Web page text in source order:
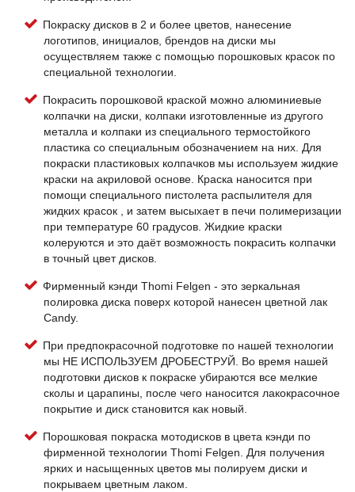
Покраску дисков в 2 и более цветов, нанесение
логотипов, инициалов, брендов на диски мы
осуществляем также с помощью порошковых красок по
специальной технологии.
Покрасить порошковой краской можно алюминиевые
колпачки на диски, колпаки изготовленные из другого
металла и колпаки из специального термостойкого
пластика со специальным обозначением на них. Для
покраски пластиковых колпачков мы используем жидкие
краски на акриловой основе. Краска наносится при
помощи специального пистолета распылителя для
жидких красок , и затем высыхает в печи полимеризации
при температуре 60 градусов. Жидкие краски
колеруются и это даёт возможность покрасить колпачки
в точный цвет дисков.
Фирменный кэнди Thomi Felgen - это зеркальная
полировка диска поверх которой нанесен цветной лак
Candy.
При предпокрасочной подготовке по нашей технологии
мы НЕ ИСПОЛЬЗУЕМ ДРОБЕСТРУЙ. Во время нашей
подготовки дисков к покраске убираются все мелкие
сколы и царапины, после чего наносится лакокрасочное
покрытие и диск становится как новый.
Порошковая покраска мотодисков в цвета кэнди по
фирменной технологии Thomi Felgen. Для получения
ярких и насыщенных цветов мы полируем диски и
покрываем цветным лаком.